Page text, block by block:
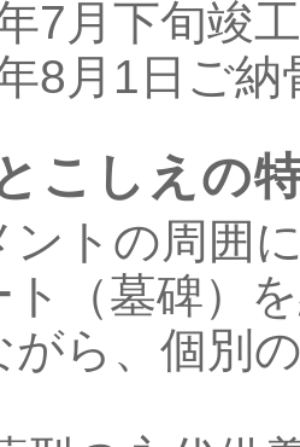
7月下旬竣
8月1日ご
こしえの
ントの周囲
ト（墓碑）
がら、個別